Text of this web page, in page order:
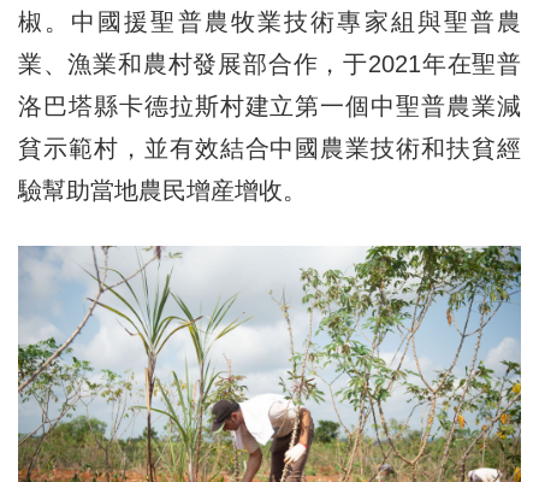
椒。中國援聖普農牧業技術專家組與聖普農
業、漁業和農村發展部合作，于2021年在聖普
洛巴塔縣卡德拉斯村建立第一個中聖普農業減
貧示範村，並有效結合中國農業技術和扶貧經
驗幫助當地農民增産增收。